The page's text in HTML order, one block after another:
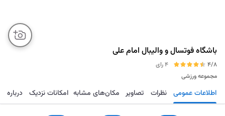
باشگاه فوتسال و والیبال امام علی
4/8
4 رای
مجموعه ورزشی
مسیریابی ذخیره ارسال اطلاعات عمومی نظرات تصاویر مکان‌های مشابه امکانات نزدیک درباره